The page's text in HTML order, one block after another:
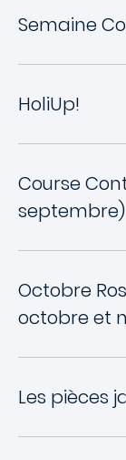
Semaine
HoliUp!
Course
septembre)
Octobre
octobre et
Les pièces